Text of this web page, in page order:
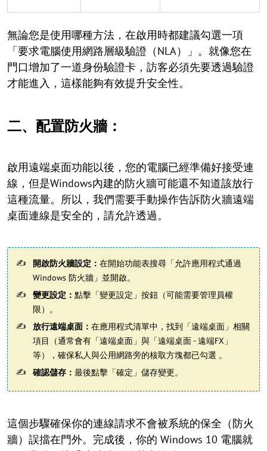
無論您是使用哪種方法，在啟用時都建議勾選一項
「要求電腦使用網路層級驗證（NLA）」。就像您在
門口增加了一道身份驗證卡，訪客必須先要透過驗證
才能進入，這樣能夠有效提升安全性。
二、配置防火牆：
啟用遠端桌面功能以後，您的電腦已經準備好接受連
線，但是Windows內建的防火牆可能還不知道該放行
這種流量。所以，我們需要手動操作告訴防火牆遠端
桌面連線是安全的，請允許透過。
開啟防火牆設定： 在開始功能表搜尋「允許應用程式通過
Windows 防火牆」並開啟。
變更設定： 點擊「變更設定」按鈕（可能需要管理員權
限）。
放行遠端桌面： 在應用程式清單中，找到「遠端桌面」相關
項目（通常會有「遠端桌面」與「遠端桌面 - 遠端FX」
等），確保私人與公用網路旁的核取方塊都已勾選 。
確認儲存： 最後點擊「確定」儲存變更。
這個步驟確保你的連線請求不會被系統的保全（防火
牆）誤擋在門外。完成後，你的 Windows 10 電腦就